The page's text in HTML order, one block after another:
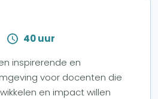
40 uur
inspirerende en
voor docenten die
en impact willen